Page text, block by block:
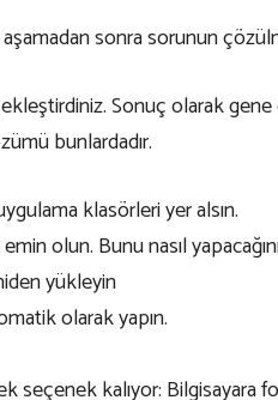
sonra sorunun
Sonuç olarak gene
bunlardadır.
klasörleri yer alsın.
olun. Bunu nasıl
yükleyin
olarak yapın.
seçenek kalıyor: Bilgisayara